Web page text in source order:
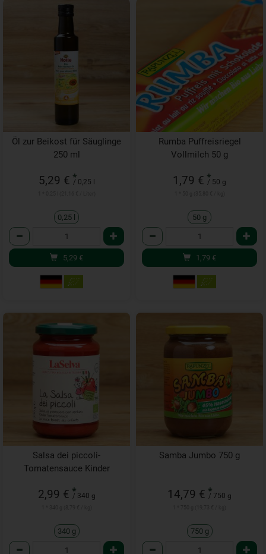
Öl zur Beikost für Säuglinge
250 ml
5,29 € *
/ 0,25 l
0,25 l
Anzahl
5,29 €
Rumba Puffreisriegel
Vollmilch 50 g
1,79 € *
/ 50 g
50 g
Anzahl
1,79 €
Salsa dei piccoli-
Tomatensauce Kinder
2,99 € *
/ 340 g
340 g
Anzahl
Samba Jumbo 750 g
14,79 € *
/ 750 g
750 g
Anzahl